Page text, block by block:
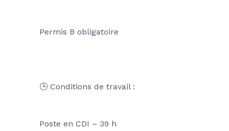
Permis B obligatoire
🕒 Conditions de travail :
Poste en CDI – 39 h